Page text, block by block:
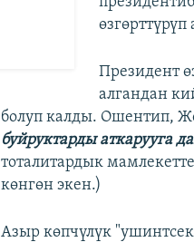
өзгөрттүрүп
Президент
алгандан
болуп калды. Ошентип,
буйруктарды аткарууга
тоталитардык
көнгөн экен.)
Азыр көпчүлүк